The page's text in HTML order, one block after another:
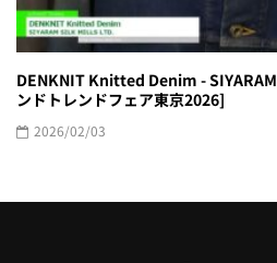
DENKNIT Knitted Denim -
ンドトレンドフェア東京2026]
2026/02/03